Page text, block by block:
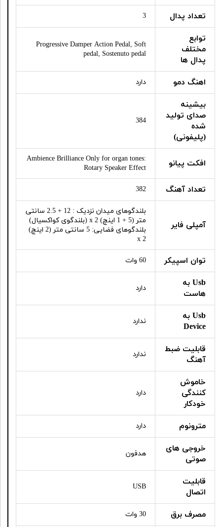
تعداد پدال 3
توابع
مختلف
پدال ها
Progressive Damper Action Pedal, Soft
pedal, Sostenuto pedal
اهنگ دمو دارد
بیشینه
صدای تولید
شده
(پلیفونی)
384
افکت پیانو
Ambience Brilliance Only for organ tones:
Rotary Speaker Effect
تعداد آهنگ 382
آمپلی فایر
بلندگوهای میدان نزدیک : 12 + 2.5 سانتی
متر (5 + 1 اینچ) x 2 (بلندگوی کواکسیال)
بلندگوهای فضایی: 5 سانتی متر (2 اینچ)
x 2
توان اسپیکر 60 وات
Usb به
هاست
دارد
Usb به
Device
ندارد
قابلیت ضبط
آهنگ
ندارد
خاموش
کنندگی
خودکار
دارد
مترونوم دارد
خروجی های
صوتی
هدفون
قابلیت
اتصال
USB
مصرف برق 30 وات